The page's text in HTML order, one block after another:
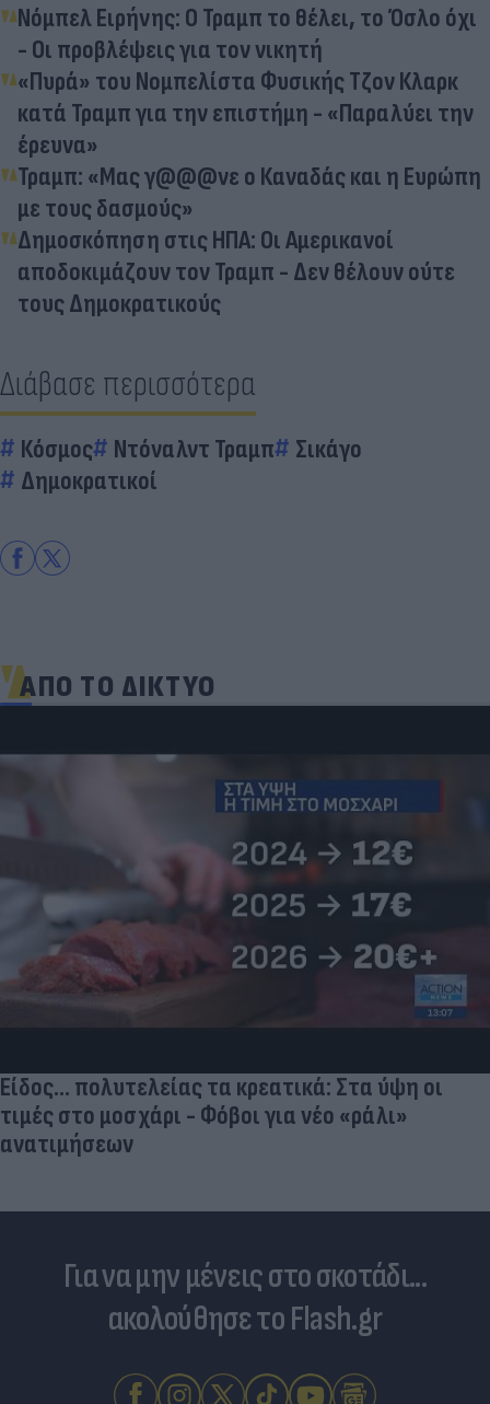
Νόμπελ Ειρήνης: Ο Τραμπ το θέλει, το Όσλο όχι
- Οι προβλέψεις για τον νικητή
«Πυρά» του Νομπελίστα Φυσικής Τζον Κλαρκ
κατά Τραμπ για την επιστήμη - «Παραλύει την
έρευνα»
Τραμπ: «Μας γ@@@νε ο Καναδάς και η Ευρώπη
με τους δασμούς»
Δημοσκόπηση στις ΗΠΑ: Οι Αμερικανοί
αποδοκιμάζουν τον Τραμπ - Δεν θέλουν ούτε
τους Δημοκρατικούς
Διάβασε περισσότερα
Κόσμος Ντόναλντ Τραμπ
Σικάγο
Δημοκρατικοί
ΑΠΟ ΤΟ ΔΙΚΤΥΟ
Είδος... πολυτελείας τα κρεατικά: Στα ύψη οι
τιμές στο μοσχάρι - Φόβοι για νέο «ράλι»
ανατιμήσεων
Για να μην μένεις στο σκοτάδι...
ακολούθησε το Flash.gr